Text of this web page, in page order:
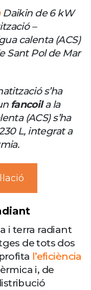
Daikin de 6 kW
–
calenta (ACS)
Sant Pol de Mar
s’ha
fancoila la
(ACS) s’ha
L, integrat a
i terra radiant
de tots dos
l’eficiència
i, de